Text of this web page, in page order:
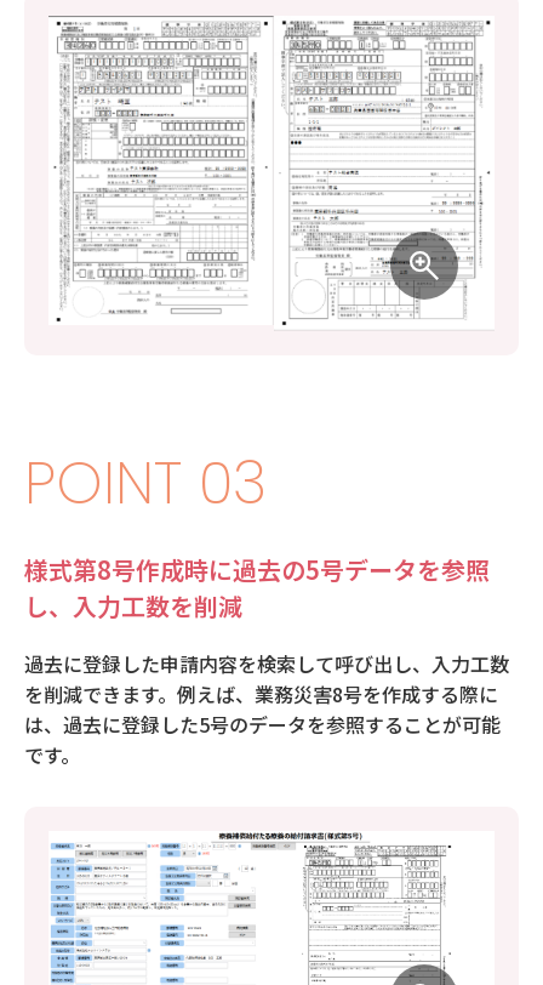
POINT 03
様式第8号作成時に過去の5号データを参照
し、入力工数を削減
過去に登録した申請内容を検索して呼び出し、入力工数
を削減できます。例えば、業務災害8号を作成する際に
は、過去に登録した5号のデータを参照することが可能
です。